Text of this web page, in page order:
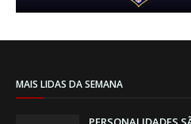
MAIS LIDAS DA SEMANA